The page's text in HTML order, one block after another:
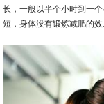
长，一般以半个小时到一
短，身体没有锻炼减肥的效